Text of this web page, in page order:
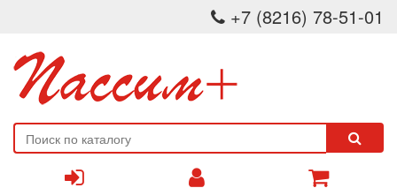
+7 (8216) 78-51-01